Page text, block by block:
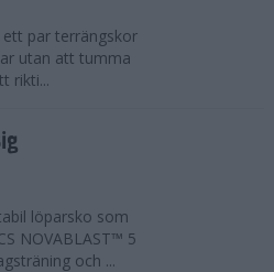
ett par terrängskor
utan att tumma
rikti...
löparsko som
NOVABLAST™ 5
och ...